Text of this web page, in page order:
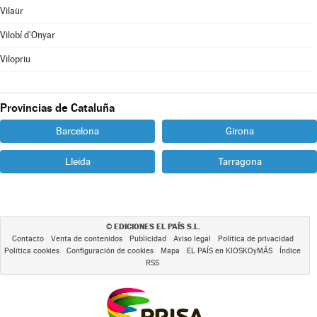
Vilaür
Vilobí d'Onyar
Vilopriu
Provincias de Cataluña
Barcelona Girona
Lleida Tarragona
© EDICIONES EL PAÍS S.L.
Contacto Venta de contenidos Publicidad Aviso legal
Política de privacidad
Política cookies
Configuración de cookies Mapa EL PAÍS en KIOSKOyMÁS
Índice
RSS